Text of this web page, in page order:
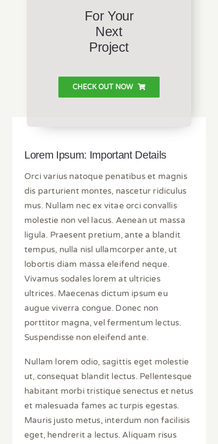
For Your
Next
Project
CHECK OUT NOW
Lorem Ipsum: Important Details
Orci varius natoque penatibus et magnis
dis parturient montes, nascetur ridiculus
mus. Nullam nec ex vitae orci convallis
molestie non vel lacus. Aenean ut massa
ligula. Praesent pretium, ante a blandit
tempus, nulla nisl ullamcorper ante, ut
lobortis diam massa eleifend neque.
Vivamus sodales lorem at ultricies
ultrices. Maecenas dictum ipsum eu
augue viverra congue. Donec non
porttitor magna, vel fermentum lectus.
Suspendisse non eleifend ante.
Nullam lorem odio, sagittis eget molestie
ut, consequat blandit lectus. Pellentesque
habitant morbi tristique senectus et netus
et malesuada fames ac turpis egestas.
Mauris justo metus, interdum non facilisis
eget, hendrerit a lectus. Aliquam risus